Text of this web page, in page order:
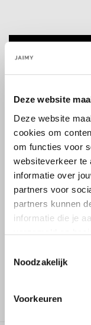
Deze website
Deze website
cookies om
om functies voor
websiteverkeer te
informatie over
partners voor
partners kunnen
informatie die je
Noodzakelijk
Voorkeuren
Size guide
Koop